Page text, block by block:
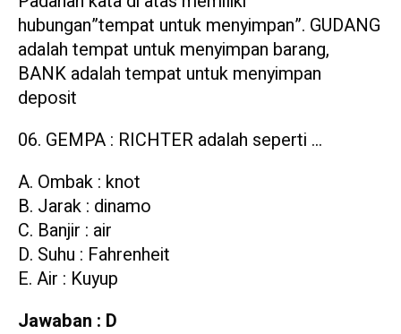
hubungan”tempat untuk menyimpan”. GUDANG
adalah tempat untuk menyimpan barang,
BANK adalah tempat untuk menyimpan
deposit
GEMPA : RICHTER adalah seperti …
A. Ombak : knot
B. Jarak : dinamo
C. Banjir : air
D. Suhu : Fahrenheit
E. Air : Kuyup
Jawaban : D